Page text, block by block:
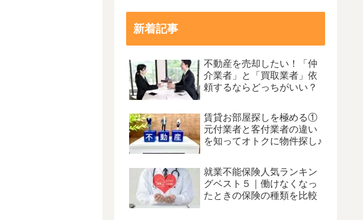
新着記事
不動産を売却したい！「仲
介業者」と「買取業者」依
頼するならどっちがいい？
賃貸お部屋探しを極める①
元付業者と客付業者の違い
を知ってオトクに物件探し♪
就業不能保険人気ランキン
グベスト５｜働けなくなっ
たときの保険の種類を比較